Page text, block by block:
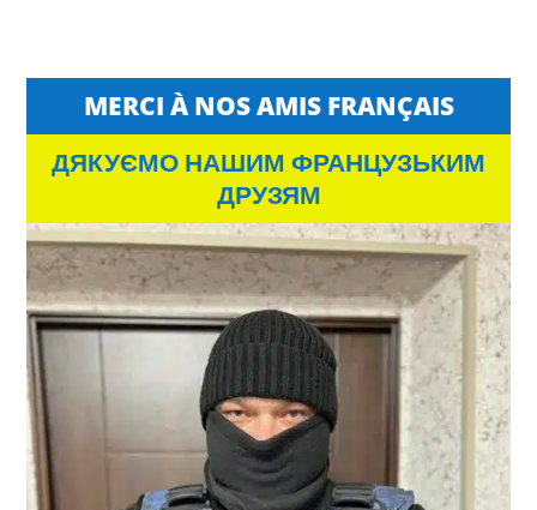
MERCI À NOS AMIS FRANÇAIS
ДЯКУЄМО НАШИМ ФРАНЦУЗЬКИМ
ДРУЗЯМ